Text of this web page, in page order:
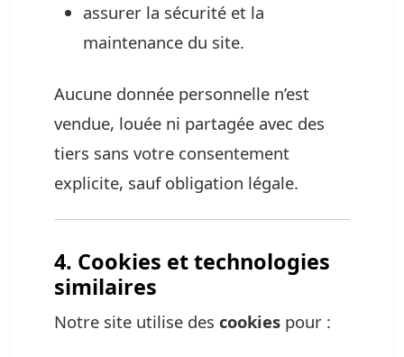
assurer la sécurité et la
maintenance du site.
Aucune donnée personnelle n’est
vendue, louée ni partagée avec des
tiers sans votre consentement
explicite, sauf obligation légale.
4. Cookies et technologies
similaires
Notre site utilise des cookies pour :